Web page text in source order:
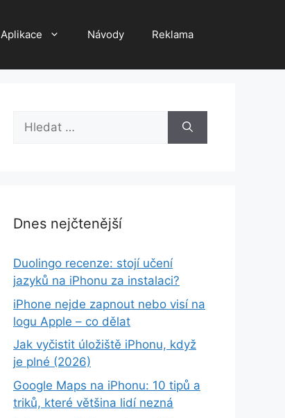
Aplikace Návody Reklama
Hledat:
Dnes nejčtenější
Duolingo recenze: stojí učení
jazyků na iPhonu za instalaci?
iPhone nejde zapnout nebo visí na
logu Apple – co dělat
Jak vyčistit úložiště iPhonu, když
je plné (2026)
Google Maps na iPhonu: 10 tipů a
triků, které většina lidí nezná